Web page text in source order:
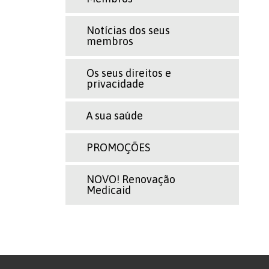
Notícias dos seus
membros
Os seus direitos e
privacidade
A sua saúde
PROMOÇÕES
NOVO! Renovação
Medicaid